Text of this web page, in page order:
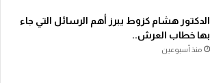
الدكتور هشام كزوط يبرز أهم الرسائل التي جاء
بها خطاب العرش..
منذ أسبوعين